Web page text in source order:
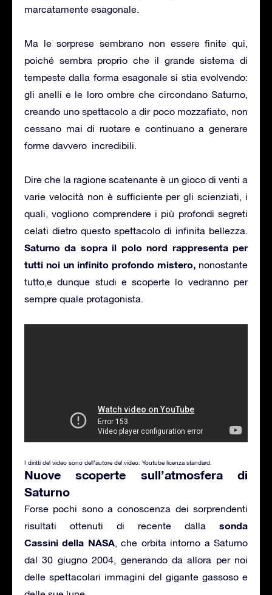
marcatamente esagonale.
Ma le sorprese sembrano non essere finite qui,
poiché sembra proprio che il grande sistema di
tempeste dalla forma esagonale si stia evolvendo:
gli anelli e le loro ombre che circondano Saturno,
creando uno spettacolo a dir poco mozzafiato, non
cessano mai di ruotare e continuano a generare
forme davvero incredibili.
Dire che la ragione scatenante è un gioco di venti a
varie velocità non è sufficiente per gli scienziati, i
quali, vogliono comprendere i più profondi segreti
celati dietro questo spettacolo di infinita bellezza.
Saturno da sopra il polo nord rappresenta per
tutti noi un infinito profondo mistero, nonostante
tutto,e dunque studi e scoperte lo vedranno per
sempre quale protagonista.
I diritti del video sono dell’autore del video. Youtube licenza standard.
Nuove scoperte sull’atmosfera di
Saturno
Forse pochi sono a conoscenza dei sorprendenti
risultati ottenuti di recente dalla sonda
Cassini della NASA, che orbita intorno a Saturno
dal 30 giugno 2004, generando da allora per noi
delle spettacolari immagini del gigante gassoso e